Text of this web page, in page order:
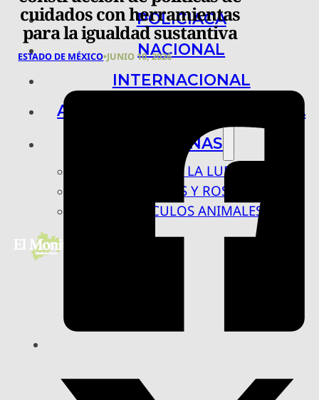
POLICIACA
NACIONAL
INTERNACIONAL
ARTE, CIENCIA Y TECNOLOGÍA
COLUMNAS
BAJO LA LUPA
RASTROS Y ROSTROS
VÍNCULOS ANIMALES
cuidados con herramientas
para la igualdad sustantiva
ESTADO DE MÉXICO•JUNIO 10, 2026